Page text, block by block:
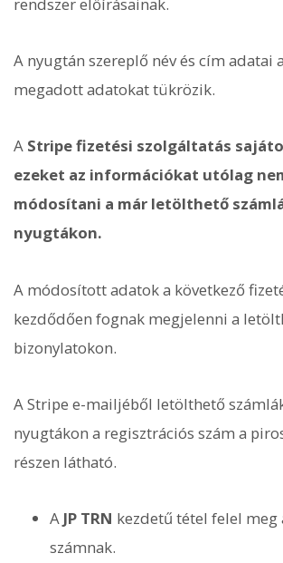
A nyugtán szereplő név és cím adatai
megadott adatokat tükrözik.
A Stripe fizetési szolgáltatás
ezeket az információkat utólag
módosítani a már letölthető
nyugtákon.
A módosított adatok a következő
kezdődően fognak megjelenni a
bizonylatokon.
A Stripe e-mailjéből letölthető
nyugtákon a regisztrációs szám a
részen látható.
A JP TRN kezdetű tétel felel meg
számnak.